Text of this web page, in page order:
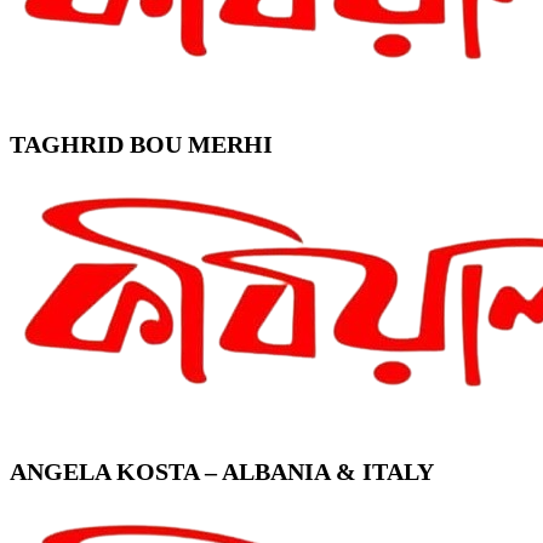
TAGHRID BOU MERHI
ANGELA KOSTA – ALBANIA & ITALY